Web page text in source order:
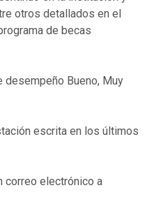
otros detallados en el
de becas
desempeño Bueno, Muy
escrita en los últimos
correo electrónico a